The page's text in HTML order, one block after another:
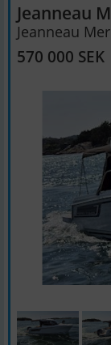
Jeanneau
Jeanneau
570 000 SEK